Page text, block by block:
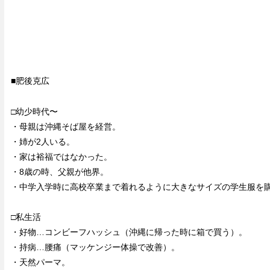
■肥後克広
□幼少時代〜
・母親は沖縄そば屋を経営。
・姉が2人いる。
・家は裕福ではなかった。
・8歳の時、父親が他界。
・中学入学時に高校卒業まで着れるように大きなサイズの学生服を
□私生活
・好物…コンビーフハッシュ（沖縄に帰った時に箱で買う）。
・持病…腰痛（マッケンジー体操で改善）。
・天然パーマ。